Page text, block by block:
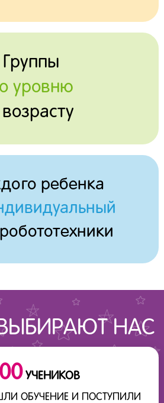
Группы
уровню
ребенка
НАС
УЧЕНИКОВ
ОБУЧЕНИЕ И ПОСТУПИЛИ